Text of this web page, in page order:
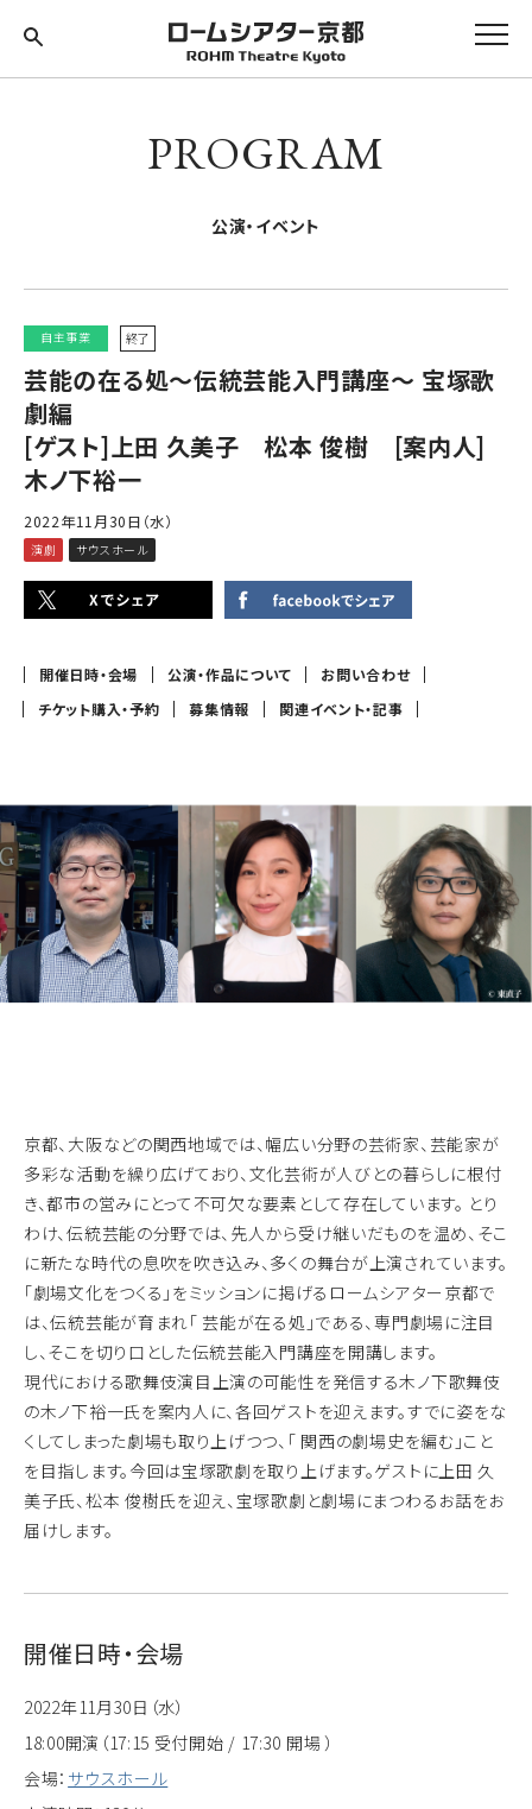
PROGRAM
公演・イベント
自主事業 終了
芸能の在る処～伝統芸能入門講座〜 宝塚歌
劇編
[ゲスト]上田 久美子 松本 俊樹 [案内人]
木ノ下裕一
2022年11月30日（水）
演劇 サウスホール
開催日時・会場 公演・作品について
お問い合わせ
チケット購入・予約
募集情報 関連イベント・記事
京都、大阪などの関西地域では、幅広い分野の芸術家、芸能家が
多彩な活動を繰り広げており、文化芸術が人びとの暮らしに根付
き、都市の営みにとって不可欠な要素として存在しています。 とり
わけ、伝統芸能の分野では、先人から受け継いだものを温め、そこ
に新たな時代の息吹を吹き込み、多くの舞台が上演されています。
「劇場文化をつくる」をミッションに掲げるロームシアター京都で
は、伝統芸能が育まれ「 芸能が在る処」である、専門劇場に注目
し、そこを切り口とした伝統芸能入門講座を開講します。
現代における歌舞伎演目上演の可能性を発信する木ノ下歌舞伎
の木ノ下裕一氏を案内人に、各回ゲストを迎えます。すでに姿をな
くしてしまった劇場も取り上げつつ、「 関西の劇場史を編む」こと
を目指します。今回は宝塚歌劇を取り上げます。ゲストに上田 久
美子氏、松本 俊樹氏を迎え、宝塚歌劇と劇場にまつわるお話をお
届けします。
開催日時・会場
2022年11月30日（水）
18:00開演（17:15 受付開始 / 17:30 開場 ）
会場： サウスホール